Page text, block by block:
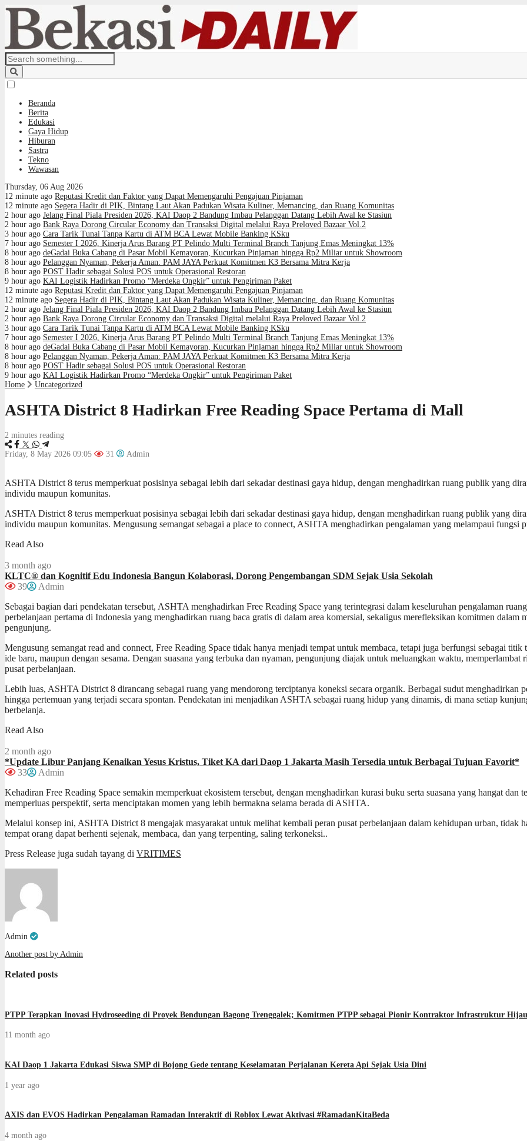
Beranda
Berita
Edukasi
Gaya Hidup
Hiburan
Sastra
Tekno
Wawasan
Thursday, 06 Aug 2026
12 minute ago Reputasi Kredit dan Faktor yang Dapat Memengaruhi Pengajuan Pinjaman
12 minute ago Segera Hadir di PIK, Bintang Laut Akan Padukan Wisata Kuliner, Memancing, dan Ruang Komunitas
2 hour ago Jelang Final Piala Presiden 2026, KAI Daop 2 Bandung Imbau Pelanggan Datang Lebih Awal ke Stasiun
2 hour ago Bank Raya Dorong Circular Economy dan Transaksi Digital melalui Raya Preloved Bazaar Vol.2
3 hour ago Cara Tarik Tunai Tanpa Kartu di ATM BCA Lewat Mobile Banking KSku
7 hour ago Semester I 2026, Kinerja Arus Barang PT Pelindo Multi Terminal Branch Tanjung Emas Meningkat 13%
8 hour ago deGadai Buka Cabang di Pasar Mobil Kemayoran, Kucurkan Pinjaman hingga Rp2 Miliar untuk Showroom
8 hour ago Pelanggan Nyaman, Pekerja Aman: PAM JAYA Perkuat Komitmen K3 Bersama Mitra Kerja
8 hour ago POST Hadir sebagai Solusi POS untuk Operasional Restoran
9 hour ago KAI Logistik Hadirkan Promo “Merdeka Ongkir” untuk Pengiriman Paket
12 minute ago Reputasi Kredit dan Faktor yang Dapat Memengaruhi Pengajuan Pinjaman
12 minute ago Segera Hadir di PIK, Bintang Laut Akan Padukan Wisata Kuliner, Memancing, dan Ruang Komunitas
2 hour ago Jelang Final Piala Presiden 2026, KAI Daop 2 Bandung Imbau Pelanggan Datang Lebih Awal ke Stasiun
2 hour ago Bank Raya Dorong Circular Economy dan Transaksi Digital melalui Raya Preloved Bazaar Vol.2
3 hour ago Cara Tarik Tunai Tanpa Kartu di ATM BCA Lewat Mobile Banking KSku
7 hour ago Semester I 2026, Kinerja Arus Barang PT Pelindo Multi Terminal Branch Tanjung Emas Meningkat 13%
8 hour ago deGadai Buka Cabang di Pasar Mobil Kemayoran, Kucurkan Pinjaman hingga Rp2 Miliar untuk Showroom
8 hour ago Pelanggan Nyaman, Pekerja Aman: PAM JAYA Perkuat Komitmen K3 Bersama Mitra Kerja
8 hour ago POST Hadir sebagai Solusi POS untuk Operasional Restoran
9 hour ago KAI Logistik Hadirkan Promo “Merdeka Ongkir” untuk Pengiriman Paket
Home
Uncategorized
ASHTA District 8 Hadirkan Free Reading Space Pertama di Mall
2 minutes reading
Friday, 8 May 2026 09:05 31 Admin
ASHTA District 8 terus memperkuat posisinya sebagai lebih dari sekadar destinasi gaya hidup, dengan menghadirkan ruang publik yang
individu maupun komunitas.
ASHTA District 8 terus memperkuat posisinya sebagai lebih dari sekadar destinasi gaya hidup, dengan menghadirkan ruang publik yang
individu maupun komunitas. Mengusung semangat sebagai a place to connect, ASHTA menghadirkan pengalaman yang melampaui fungsi
Read Also
3 month ago
KLTC® dan Kognitif Edu Indonesia Bangun Kolaborasi, Dorong Pengembangan SDM Sejak Usia Sekolah
39
Admin
Sebagai bagian dari pendekatan tersebut, ASHTA menghadirkan Free Reading Space yang terintegrasi dalam keseluruhan pengalaman
perbelanjaan pertama di Indonesia yang menghadirkan ruang baca gratis di dalam area komersial, sekaligus merefleksikan komitmen
pengunjung.
Mengusung semangat read and connect, Free Reading Space tidak hanya menjadi tempat untuk membaca, tetapi juga berfungsi sebagai
ide baru, maupun dengan sesama. Dengan suasana yang terbuka dan nyaman, pengunjung diajak untuk meluangkan waktu,
pusat perbelanjaan.
Lebih luas, ASHTA District 8 dirancang sebagai ruang yang mendorong terciptanya koneksi secara organik. Berbagai sudut menghadirkan
hingga pertemuan yang terjadi secara spontan. Pendekatan ini menjadikan ASHTA sebagai ruang hidup yang dinamis, di mana setiap
berbelanja.
Read Also
2 month ago
*Update Libur Panjang Kenaikan Yesus Kristus, Tiket KA dari Daop 1 Jakarta Masih Tersedia untuk Berbagai Tujuan Favorit*
33
Admin
Kehadiran Free Reading Space semakin memperkuat ekosistem tersebut, dengan menghadirkan kurasi buku serta suasana yang hangat
memperluas perspektif, serta menciptakan momen yang lebih bermakna selama berada di ASHTA.
Melalui konsep ini, ASHTA District 8 mengajak masyarakat untuk melihat kembali peran pusat perbelanjaan dalam kehidupan urban, tidak
tempat orang dapat berhenti sejenak, membaca, dan yang terpenting, saling terkoneksi..
Press Release juga sudah tayang di VRITIMES
Admin
Another post by Admin
Related posts
PTPP Terapkan Inovasi Hydroseeding di Proyek Bendungan Bagong Trenggalek; Komitmen PTPP sebagai Pionir Kontraktor Infrastruktur
11 month ago
KAI Daop 1 Jakarta Edukasi Siswa SMP di Bojong Gede tentang Keselamatan Perjalanan Kereta Api Sejak Usia Dini
1 year ago
AXIS dan EVOS Hadirkan Pengalaman Ramadan Interaktif di Roblox Lewat Aktivasi #RamadanKitaBeda
4 month ago